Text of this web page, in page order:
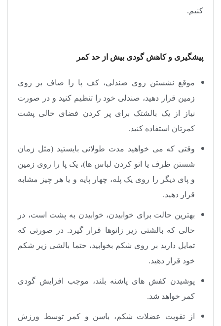
کنیم.
پیشگیری و کاهش گودی بیش از حد کمر
موقع نشستن روی صندلی، کف پا را صاف بر روی
زمین قرار دهید، صندلی خود را تنظیم کنید و در صورت
نیاز از یک بالشتک برای پر کردن فضای خالی پشت
کمرتان استفاده کنید.
وقتی که می خواهید مدت طولانی بایستید (مثل زمان
شستن ظرف یا اتو کردن لباس ها)، یک پا را روی زمین
و پای دیگر را روی یک پله، چهار پایه و یا هر چیز مشابه
قرار دهید.
بهترین حالت برای خوابیدن، خوابیدن به پشت است، در
حالی که بالشتی زیر زانوها قرار گیرد. در صورتی که
تمایل دارید بر روی شکم بخوابید، حتما بالشی زیر شکم
خود قرار دهید.
پوشیدن کفش های پاشنه بلند، موجب افزایش گودی
کمر خواهد شد.
از تقویت عضلات شکم، باسن و کمر توسط ورزش